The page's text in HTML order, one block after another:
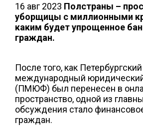
16 авг 2023 Полстраны –
уборщицы с миллионными
каким будет упрощенное
граждан.
После того, как Петербургский
международный
(ПМЮФ) был перенесен в
пространство, одной из
обсуждения стало
граждан.